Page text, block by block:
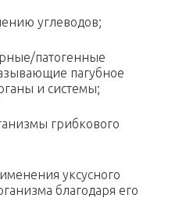
углеводов;
патогенные
пагубное
и системы;
грибкового
уксусного
благодаря его